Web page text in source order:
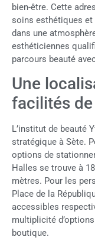
bien-être. Cette
soins esthétiques et
dans une
esthéticiennes
parcours beauté
Une
facilités
L’institut de beauté
stratégique à Sète.
options de
Halles se trouve à
mètres. Pour les
Place de la
accessibles
multiplicité
boutique.